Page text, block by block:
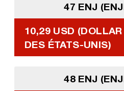
47 ENJ
10,29 USD (DOLLAR
DES ÉTATS-UNIS)
48 ENJ